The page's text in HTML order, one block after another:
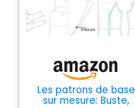
Les patrons de base
sur mesure: Buste,